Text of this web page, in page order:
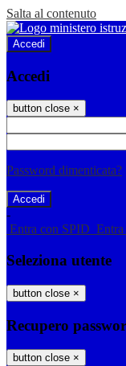
Salta al contenuto
Accedi
Accedi
button close ×
Password dimenticata?
-
Entra con SPID
Seleziona utente
button close ×
Recupero
button close ×